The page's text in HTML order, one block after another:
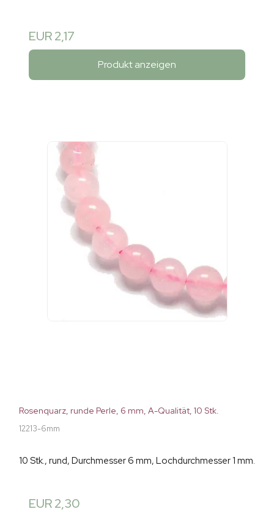
EUR 2,17
Produkt anzeigen
Rosenquarz, runde Perle, 6 mm, A-Qualität, 10 Stk.
12213-6mm
10 Stk., rund, Durchmesser 6 mm, Lochdurchmesser 1 mm.
EUR 2,30